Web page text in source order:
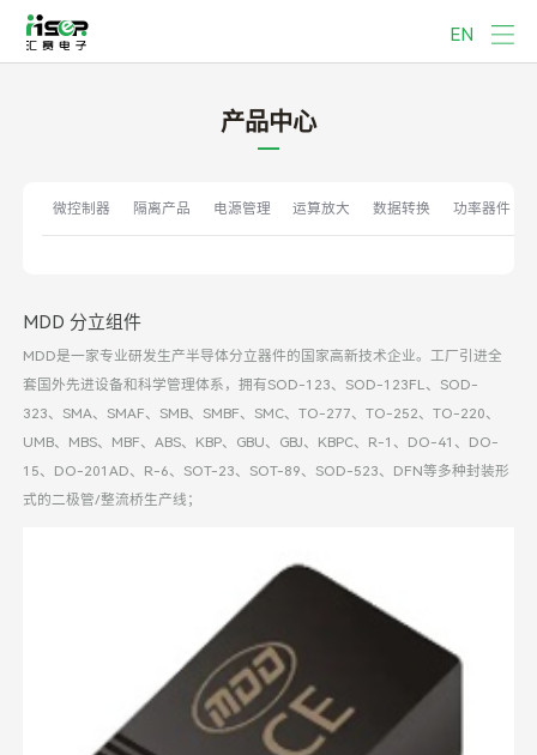
EN
产品中心
微控制器 隔离产品 电源管理 运算放大 数据转换 功率器件
MDD 分立组件
MDD是一家专业研发生产半导体分立器件的国家高新技术企业。工厂引进全
套国外先进设备和科学管理体系，拥有SOD-123、SOD-123FL、SOD-
323、SMA、SMAF、SMB、SMBF、SMC、TO-277、TO-252、TO-220、
UMB、MBS、MBF、ABS、KBP、GBU、GBJ、KBPC、R-1、DO-41、DO-
15、DO-201AD、R-6、SOT-23、SOT-89、SOD-523、DFN等多种封装形
式的二极管/整流桥生产线；